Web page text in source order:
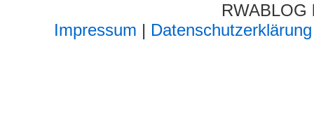
Impressum | Datenschutzerklärung